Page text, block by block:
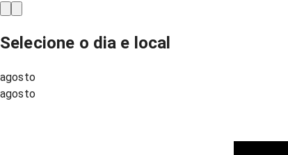
Selecione o dia e local
agosto
agosto